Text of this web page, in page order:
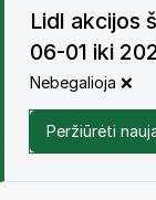
Lidl akcijos
06-01 iki
Nebegalioja ❌
Peržiūrėti